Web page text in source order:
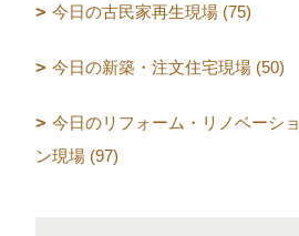
今日の古民家再生現場 (75)
今日の新築・注文住宅現場 (50)
今日のリフォーム・リノベーショ
ン現場 (97)